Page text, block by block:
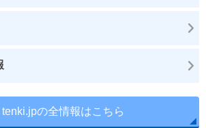
tenki.jpの全情報はこちら